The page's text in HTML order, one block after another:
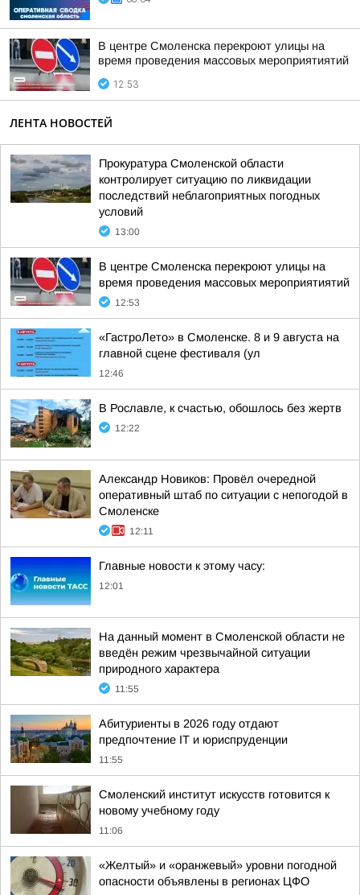
В центре Смоленска перекроют улицы на
время проведения массовых мероприятиятий
12:53
ЛЕНТА НОВОСТЕЙ
Прокуратура Смоленской области
контролирует ситуацию по ликвидации
последствий неблагоприятных погодных
условий
13:00
В центре Смоленска перекроют улицы на
время проведения массовых мероприятиятий
12:53
«ГастроЛето» в Смоленске. 8 и 9 августа на
главной сцене фестиваля (ул
12:46
В Рославле, к счастью, обошлось без жертв
12:22
Александр Новиков: Провёл очередной
оперативный штаб по ситуации с непогодой в
Смоленске
12:11
Главные новости к этому часу:
12:01
На данный момент в Смоленской области не
введён режим чрезвычайной ситуации
природного характера
11:55
Абитуриенты в 2026 году отдают
предпочтение IT и юриспруденции
11:55
Смоленский институт искусств готовится к
новому учебному году
11:06
«Желтый» и «оранжевый» уровни погодной
опасности объявлены в регионах ЦФО